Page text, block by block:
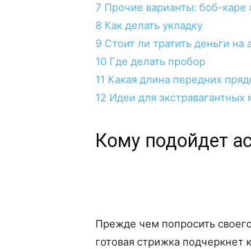
7 Прочие варианты: боб-
8 Как делать укладку
9 Стоит ли тратить деньги на
10 Где делать пробор
11 Какая длина передних
12 Идеи для экстравагантных
Кому подойдет
Прежде чем попросить
готовая стрижка подчеркнет